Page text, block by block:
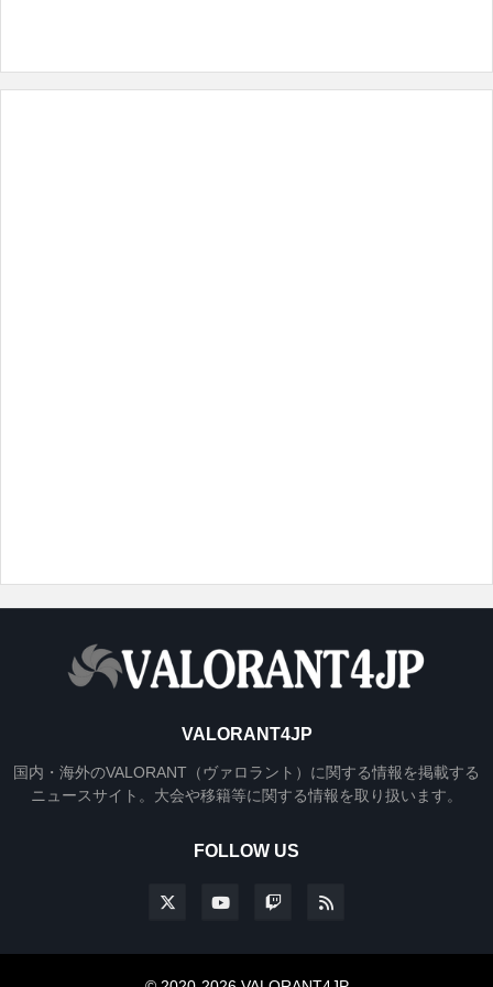
VALORANT4JP
国内・海外のVALORANT（ヴァロラント）に関する情報を掲載する
ニュースサイト。大会や移籍等に関する情報を取り扱います。
FOLLOW US